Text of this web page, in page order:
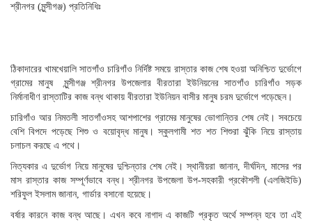
শ্রীনগর (মুন্সীগঞ্জ) প্রতিনিধিঃ
ঠিকাদারের খামখেয়ালি সাতগাঁও চারিগাঁও নির্দিষ্ট সময়ে রাস্তার কাজ শেষ হওয়া অনিশ্চিত দুর্ভোগে
গ্রামের মানুষ মুন্সীগঞ্জ শ্রীনগর উপজেলার বীরতারা ইউনিয়নের সাতগাঁও চারিগাঁও সড়ক
নির্মানাধীণ রাস্তাটির কাজ বন্ধ থাকায় বীরতারা ইউনিয়ন বাসীর মানুষ চরম দুর্ভোগে পড়েছেন।
চারিগাঁও আর নিমতলী সাতগাঁওসহ আশপাশের গ্রামের মানুষের ভোগান্তির শেষ নেই। সবচেয়ে
বেশি বিপদে পড়েছে শিশু ও বয়োবৃদ্ধ মানুষ। স্কুলগামী শত শত শিশুরা ঝুঁকি নিয়ে রাস্তায়
চলাচল করছে এ পথে।
নিত্যকার এ দুর্ভোগ নিয়ে মানুষের দুশ্চিন্তার শেষ নেই। স্থানীয়রা জানান, দীর্ঘদিন, মাসের পর
মাস রাস্তার কাজ সম্পূর্ণভাবে বন্ধ। শ্রীনগর উপজেলা উপ-সহকারী প্রকৌশলী (এলজিইডি)
শরিফুল ইসলাম জানান, গার্ডার বসানো হয়েছে।
বর্ষার কারনে কাজ বন্ধ আছে। এখন কবে নাগাদ এ কাজটি প্রকৃত অর্থে সম্পন্ন হবে তা এই